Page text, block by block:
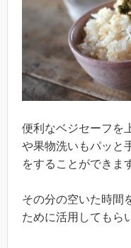
便利なベジセーフを
や果物洗いもパッと
をすることができま
その分の空いた時間
ために活用してもら